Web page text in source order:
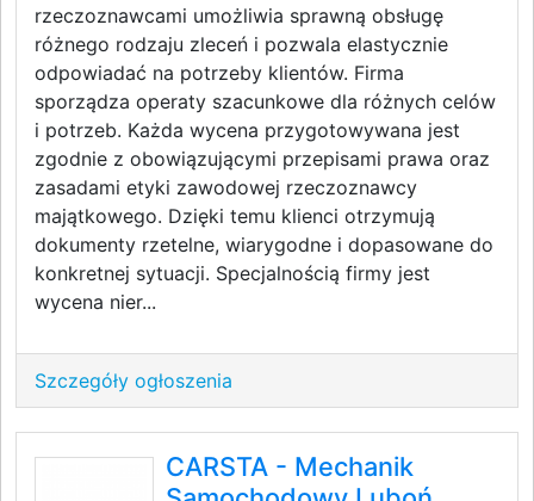
rzeczoznawcami umożliwia sprawną obsługę
różnego rodzaju zleceń i pozwala elastycznie
odpowiadać na potrzeby klientów. Firma
sporządza operaty szacunkowe dla różnych celów
i potrzeb. Każda wycena przygotowywana jest
zgodnie z obowiązującymi przepisami prawa oraz
zasadami etyki zawodowej rzeczoznawcy
majątkowego. Dzięki temu klienci otrzymują
dokumenty rzetelne, wiarygodne i dopasowane do
konkretnej sytuacji. Specjalnością firmy jest
wycena nier...
Szczegóły ogłoszenia
CARSTA - Mechanik